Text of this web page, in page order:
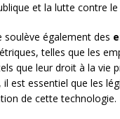
et la lutte contre
également des
telles que les
que leur droit à la vie
est essentiel que les
de cette technologie.